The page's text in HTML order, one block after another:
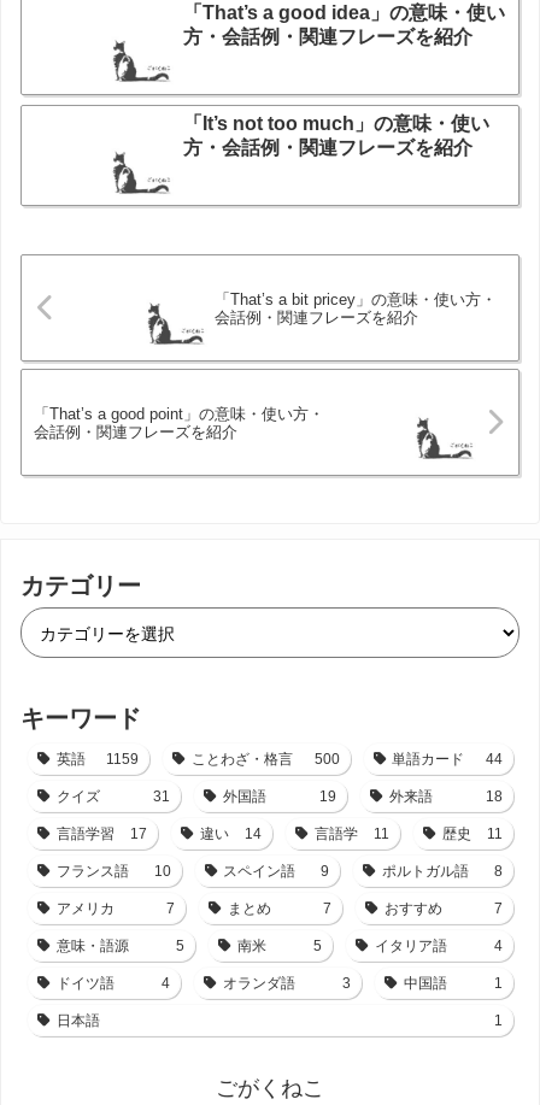
「That’s a good idea」の意味・使い
方・会話例・関連フレーズを紹介
「It’s not too much」の意味・使い
方・会話例・関連フレーズを紹介
「That’s a bit pricey」の意味・使い方・
会話例・関連フレーズを紹介
「That’s a good point」の意味・使い方・
会話例・関連フレーズを紹介
カテゴリー
キーワード
英語 1159 ことわざ・格言 500 単語カード 44
クイズ 31 外国語 19 外来語 18
言語学習 17 違い 14 言語学 11 歴史 11
フランス語 10 スペイン語 9 ポルトガル語 8
アメリカ 7 まとめ 7 おすすめ 7
意味・語源 5 南米 5 イタリア語 4
ドイツ語 4 オランダ語 3 中国語 1
日本語 1
ごがくねこ